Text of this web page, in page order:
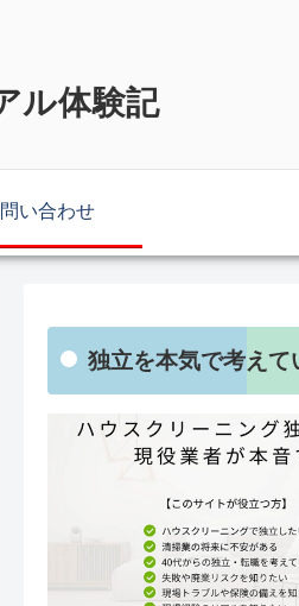
ル体験記
い合わせ
独立を本気で考えて